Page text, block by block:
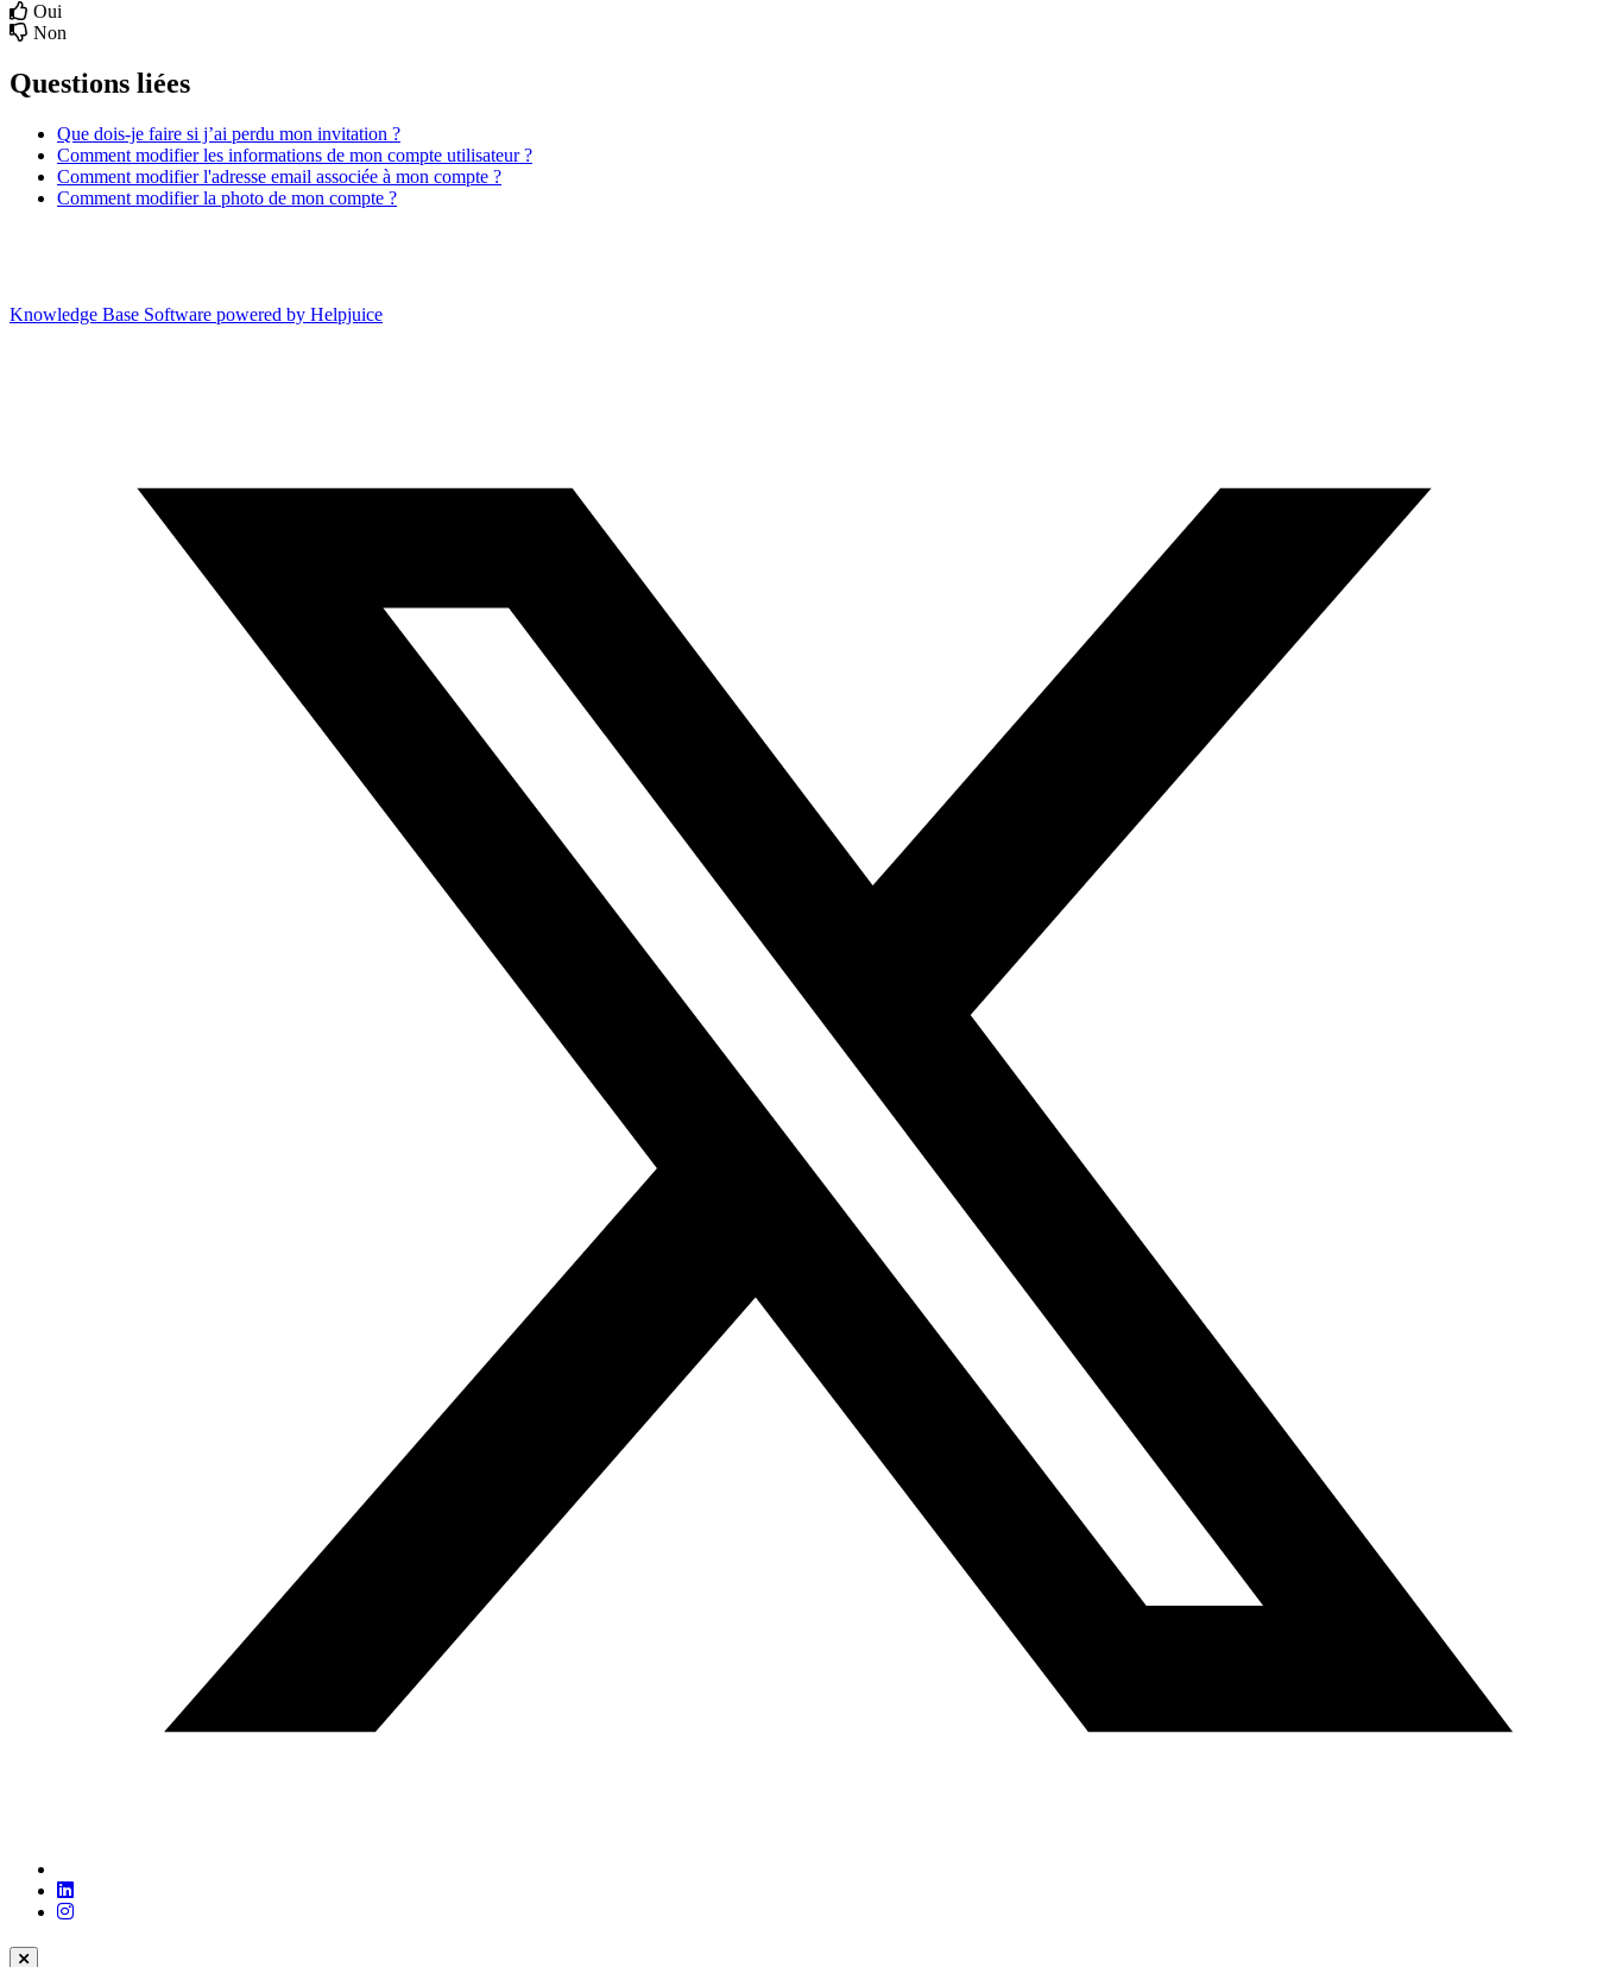
Oui
Non
Questions liées
Que dois-je faire si j’ai perdu mon invitation ?
Comment modifier les informations de mon compte utilisateur ?
Comment modifier l'adresse email associée à mon compte ?
Comment modifier la photo de mon compte ?
Knowledge Base Software powered by Helpjuice